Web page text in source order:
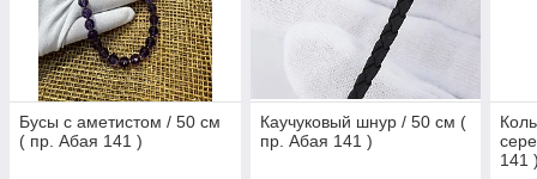
Бусы с аметистом / 50 см
( пр. Абая 141 )
Каучуковый шнур / 50 см (
пр. Абая 141 )
141